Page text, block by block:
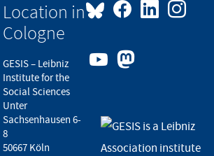
Location in
Cologne
GESIS – Leibniz
Institute for the
Social Sciences
Unter
Sachsenhausen 6-
8
50667 Köln